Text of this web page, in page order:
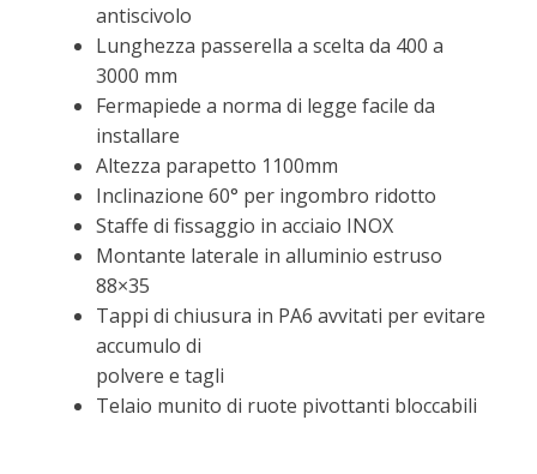
antiscivolo
Lunghezza passerella a scelta da 400 a
3000 mm
Fermapiede a norma di legge facile da
installare
Altezza parapetto 1100mm
Inclinazione 60° per ingombro ridotto
Staffe di fissaggio in acciaio INOX
Montante laterale in alluminio estruso
88×35
Tappi di chiusura in PA6 avvitati per evitare
accumulo di
polvere e tagli
Telaio munito di ruote pivottanti bloccabili